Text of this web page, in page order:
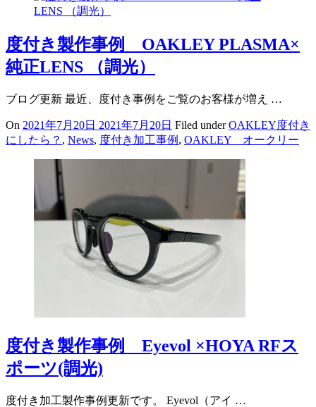
度付き製作事例 OAKLEY PLASMA×
純正LENS （調光）
ブログ更新 最近、度付き事例をご覧のお客様が増え …
On 2021年7月20日 2021年7月20日 Filed underOAKLEY度付き
にしたら？ , News, 度付き加工事例 , OAKLEY オークリー
度付き製作事例 Eyevol ×HOYA RFス
ポーツ(調光)
度付き加工製作事例更新です。 Eyevol（アイ …